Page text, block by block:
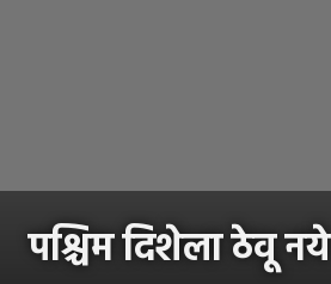
पश्चिम दिशेला ठेवू नये